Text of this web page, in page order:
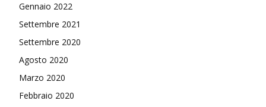
Gennaio 2022
Settembre 2021
Settembre 2020
Agosto 2020
Marzo 2020
Febbraio 2020